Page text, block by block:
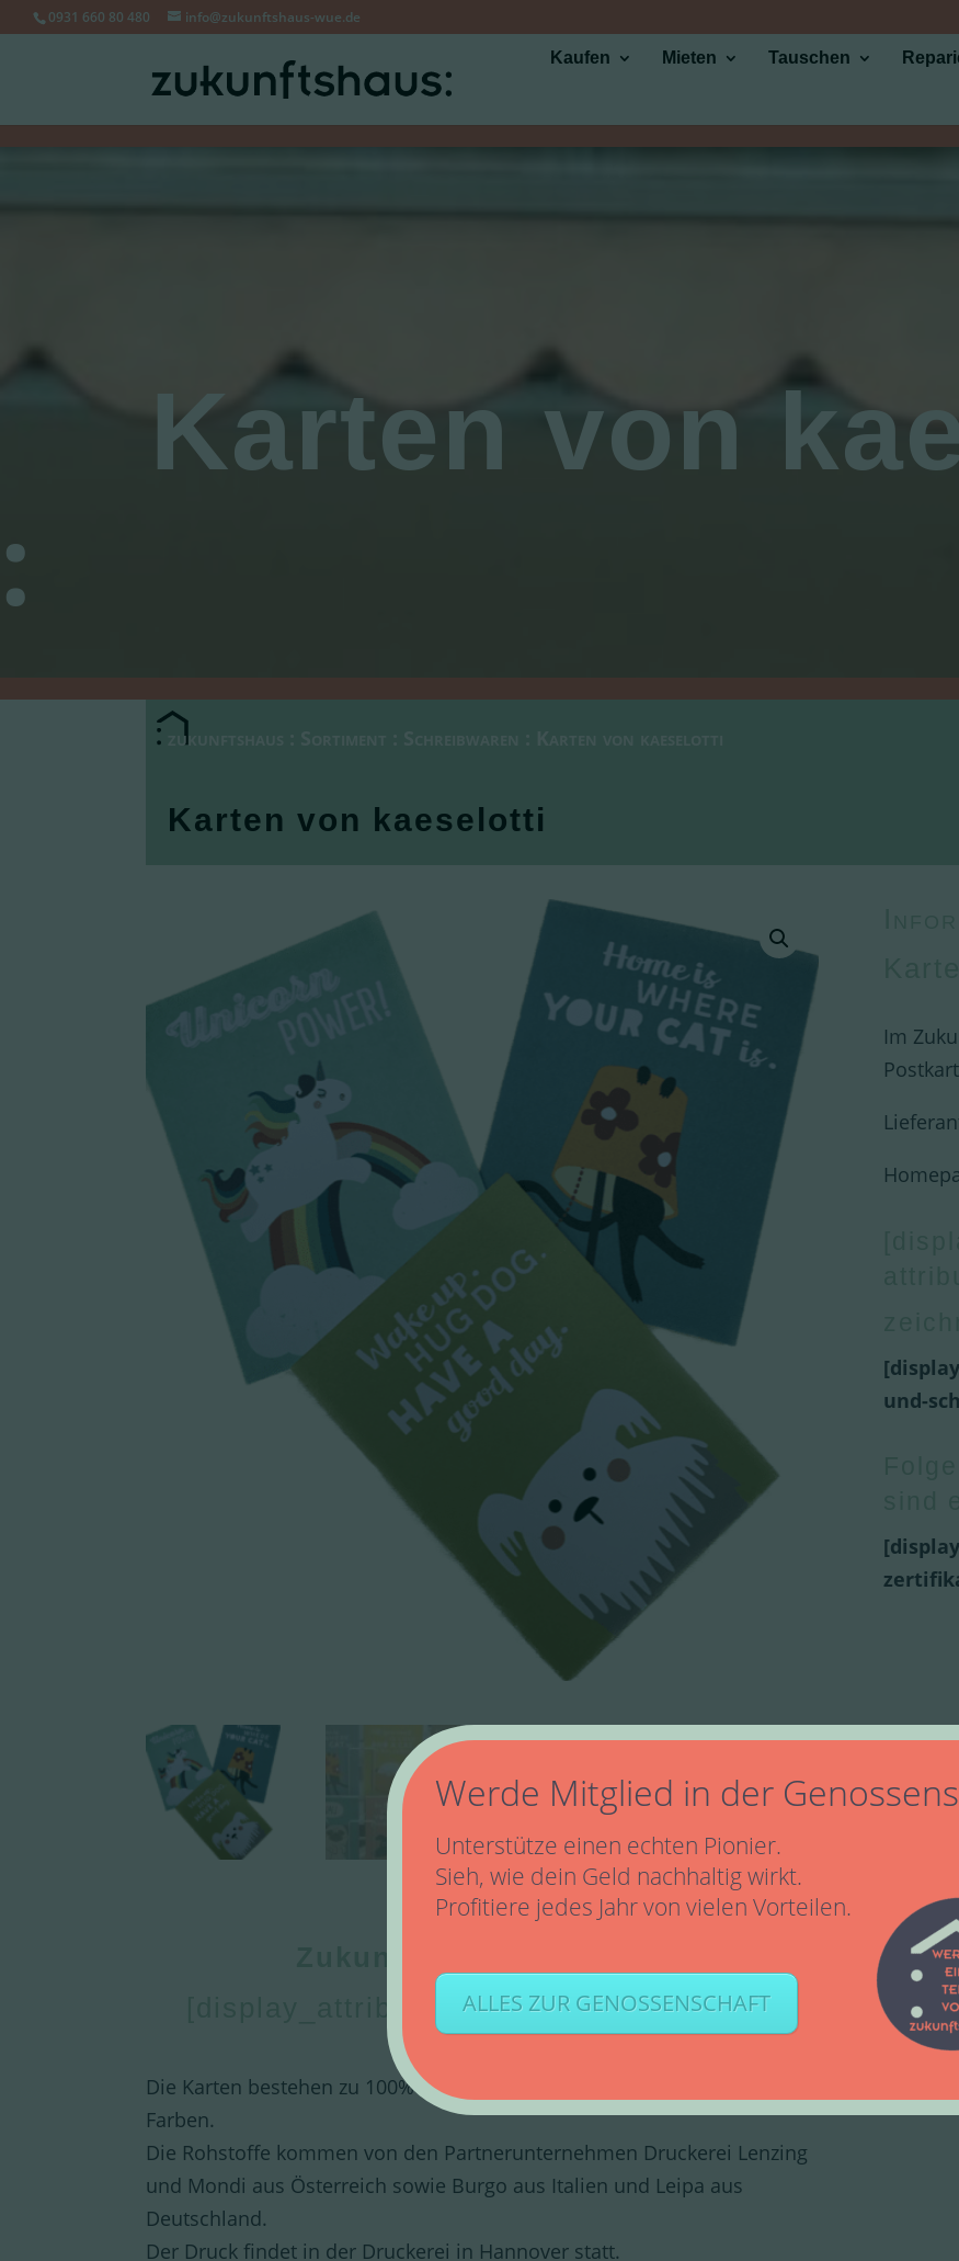
0931 660 80 480 info@zukunftshaus-wue.de
Kaufen Mieten Tauschen
Karten von
:
zukunftshaus
Karten von kaeselotti
[display_attribute attribute=“lieferant-in“]
Die Karten bestehen zu 100% aus Recyclingpapier, bedruckt mit veganen
Farben.
Die Rohstoffe kommen von den Partnerunternehmen Druckerei Lenzing
und Mondi aus Österreich sowie Burgo aus Italien und Leipa aus
Deutschland.
Der Druck findet in der Druckerei in Hannover statt.
Im
und-
Werde Mitglied in der
Unterstütze einen echten Pionier.
Sieh, wie dein Geld nachhaltig wirkt.
Profitiere jedes Jahr von vielen Vorteilen.
ALLES ZUR GENOSSENSCHAFT